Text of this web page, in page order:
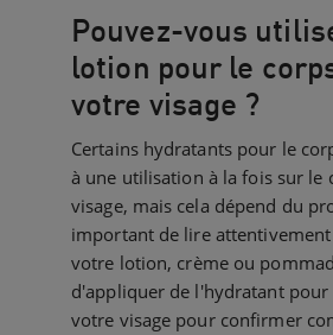
Pouvez-vous
lotion pour le
votre visage ?
Certains hydratants pour le
à une utilisation à la fois sur le
visage, mais cela dépend du
important de lire
votre lotion, crème ou
d'appliquer de l'hydratant pour
votre visage pour confirmer